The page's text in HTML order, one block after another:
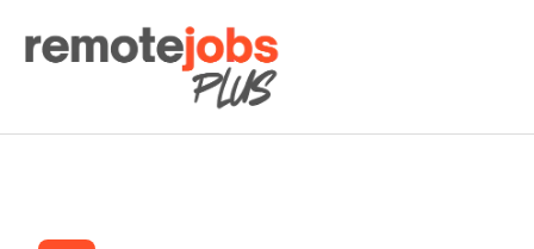
Remote Jobs Plus